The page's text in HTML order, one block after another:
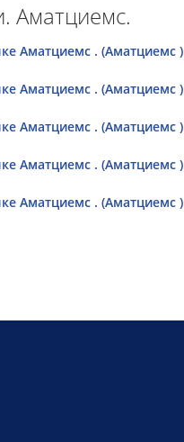
Аматциемс.
Аматциемс . (Аматциемс )
Аматциемс . (Аматциемс )
Аматциемс . (Аматциемс )
Аматциемс . (Аматциемс )
Аматциемс . (Аматциемс )